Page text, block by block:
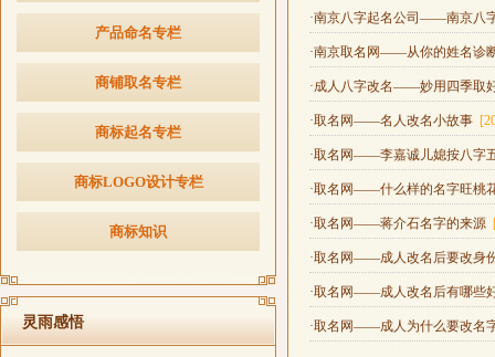
产品命名专栏
商铺取名专栏
商标起名专栏
商标LOGO设计专栏
商标知识
灵雨感悟
·南京八字起名公司——南京八
·南京取名网——从你的姓名诊
·成人八字改名——妙用四季取
·取名网——名人改名小故事
·取名网——李嘉诚儿媳按八字
·取名网——什么样的名字旺桃
·取名网——蒋介石名字的来源
·取名网——成人改名后要改身
·取名网——成人改名后有哪些
·取名网——成人为什么要改名